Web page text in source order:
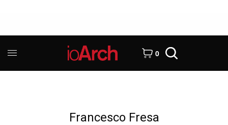
0
Francesco Fresa